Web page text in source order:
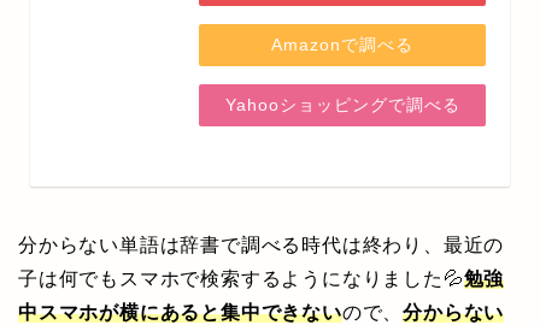
Amazonで調べる
Yahooショッピングで調べる
分からない単語は辞書で調べる時代は終わり、最近の
子は何でもスマホで検索するようになりました💦勉強
中スマホが横にあると集中できないので、分からない